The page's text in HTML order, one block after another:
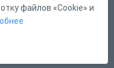
файлов «Cookie» и